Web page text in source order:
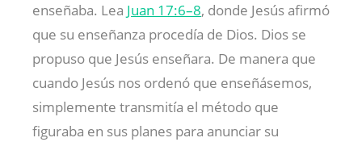
enseñaba. Lea Juan 17:6–8, donde Jesús afirmó
que su enseñanza procedía de Dios. Dios se
propuso que Jesús enseñara. De manera que
cuando Jesús nos ordenó que enseñásemos,
simplemente transmitía el método que
figuraba en sus planes para anunciar su